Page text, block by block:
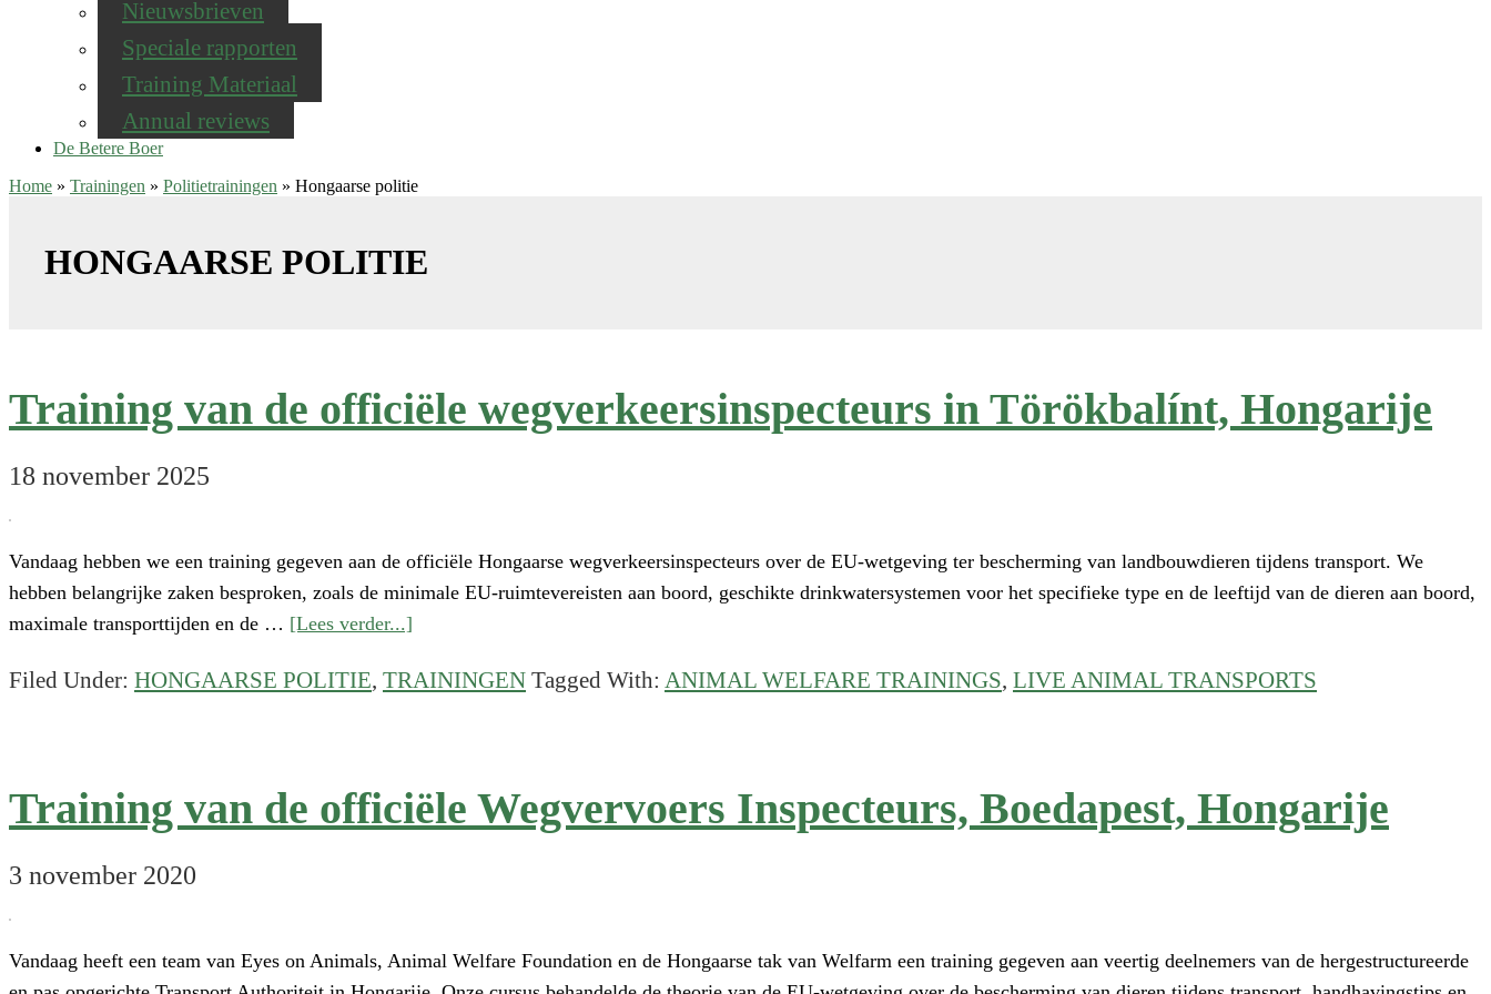
Nieuwsbrieven
Speciale rapporten
Training Materiaal
Annual reviews
De Betere Boer
Home » Trainingen » Politietrainingen » Hongaarse politie
HONGAARSE POLITIE
Training van de officiële wegverkeersinspecteurs in Törökbalínt, Hongarije
18 november 2025
Vandaag hebben we een training gegeven aan de officiële Hongaarse wegverkeersinspecteurs over de EU-wetgeving ter bescherming van landbouwdieren tijdens transport. We
hebben belangrijke zaken besproken, zoals de minimale EU-ruimtevereisten aan boord, geschikte drinkwatersystemen voor het specifieke type en de leeftijd van de dieren aan boord,
maximale transporttijden en de … [Lees verder...]
van
in
Filed Under: HONGAARSE POLITIE, TRAININGEN Tagged With: ANIMAL WELFARE TRAININGS, LIVE ANIMAL TRANSPORTS
Training van de officiële Wegvervoers Inspecteurs, Boedapest, Hongarije
3 november 2020
Vandaag heeft een team van Eyes on Animals, Animal Welfare Foundation en de Hongaarse tak van Welfarm een ​​training gegeven aan veertig deelnemers van de hergestructureerde